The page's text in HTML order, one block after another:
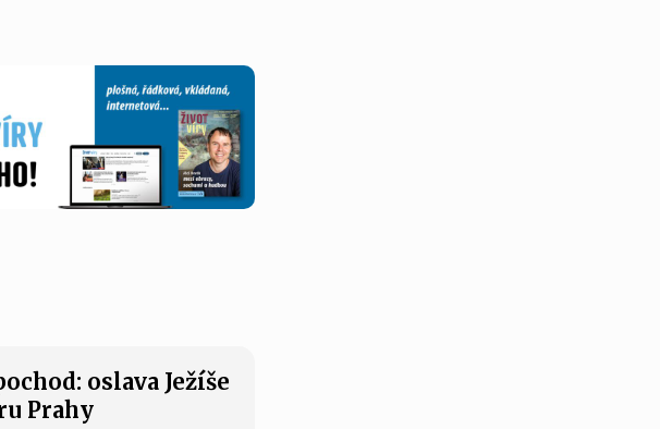
oslava Ježíše
Prahy